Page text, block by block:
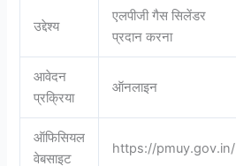
उद्देश्य
एलपीजी गैस सिलेंडर
प्रदान करना
आवेदन
प्रक्रिया
ऑनलाइन
ऑफिसियल
वेबसाइट
https://pmuy.gov.in/